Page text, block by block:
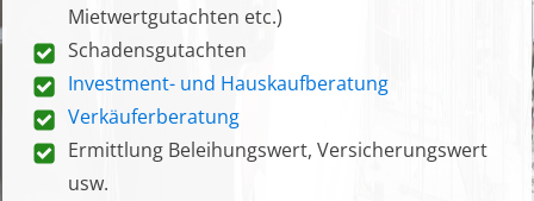
Mietwertgutachten etc.)
Schadensgutachten
Investment- und Hauskaufberatung
Verkäuferberatung
Ermittlung Beleihungswert, Versicherungswert
usw.